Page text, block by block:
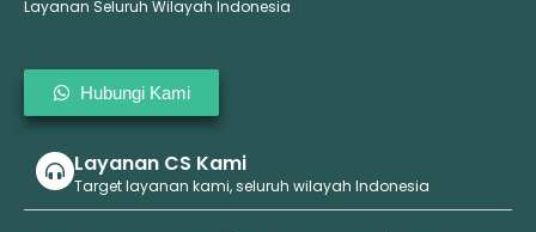
Layanan Seluruh Wilayah Indonesia
Hubungi Kami
Layanan CS Kami
Target layanan kami, seluruh wilayah Indonesia